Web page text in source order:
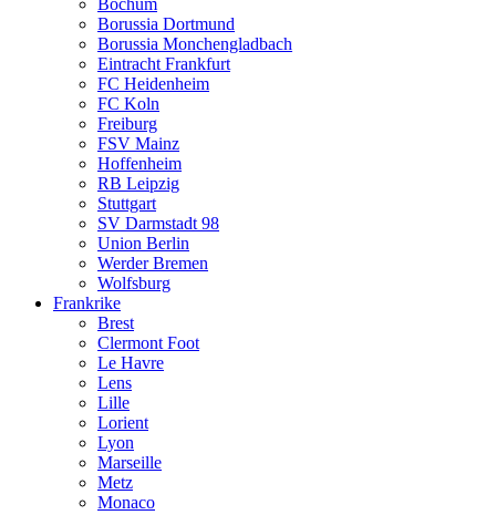
Borussia Dortmund
Borussia Monchengladbach
Eintracht Frankfurt
FC Heidenheim
FC Koln
Freiburg
FSV Mainz
Hoffenheim
RB Leipzig
Stuttgart
SV Darmstadt 98
Union Berlin
Werder Bremen
Wolfsburg
Frankrike
Brest
Clermont Foot
Le Havre
Lens
Lille
Lorient
Lyon
Marseille
Metz
Monaco